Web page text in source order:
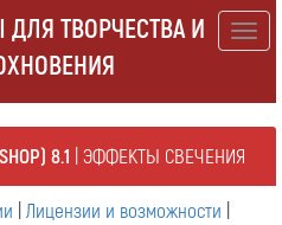
ТВОРЧЕСТВА И
8.1 | ЭФФЕКТЫ СВЕЧЕНИЯ
Лицензии и возможности